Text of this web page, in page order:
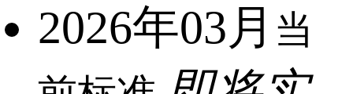
2026年03月 当